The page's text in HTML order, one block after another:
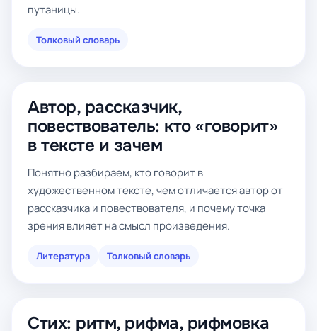
путаницы.
Толковый словарь
Автор, рассказчик,
повествователь: кто «говорит»
в тексте и зачем
Понятно разбираем, кто говорит в
художественном тексте, чем отличается автор от
рассказчика и повествователя, и почему точка
зрения влияет на смысл произведения.
Литература Толковый словарь
Стих: ритм, рифма, рифмовка